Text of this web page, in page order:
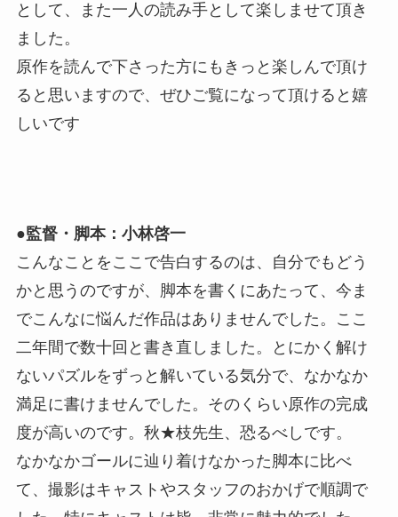
として、また一人の読み手として楽しませて頂き
ました。
原作を読んで下さった方にもきっと楽しんで頂け
ると思いますので、ぜひご覧になって頂けると嬉
しいです
●監督・脚本：小林啓一
こんなことをここで告白するのは、自分でもどう
かと思うのですが、脚本を書くにあたって、今ま
でこんなに悩んだ作品はありませんでした。ここ
二年間で数十回と書き直しました。とにかく解け
ないパズルをずっと解いている気分で、なかなか
満足に書けませんでした。そのくらい原作の完成
度が高いのです。秋★枝先生、恐るべしです。
なかなかゴールに辿り着けなかった脚本に比べ
て、撮影はキャストやスタッフのおかげで順調で